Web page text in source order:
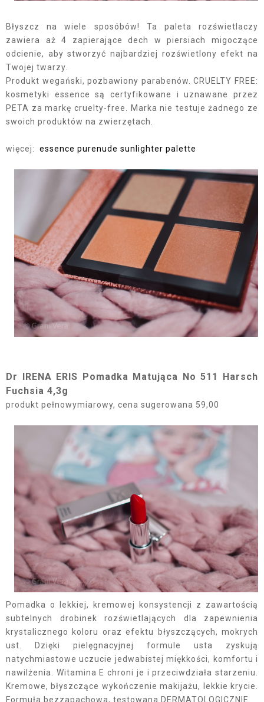
Błyszcz na wiele sposóbów! Ta paleta rozświetlaczy
zawiera aż 4 zapierające dech w piersiach migoczące
odcienie, aby stworzyć najbardziej rozświetlony efekt na
Twojej twarzy.
Produkt wegański, pozbawiony parabenów. CRUELTY FREE:
kosmetyki essence są certyfikowane i uznawane przez
PETA za markę cruelty-free. Marka nie testuje żadnego ze
swoich produktów na zwierzętach.
więcej: essence purenude sunlighter palette
Dr IRENA ERIS Pomadka Matująca No 511 Harsch
Fuchsia 4,3g
produkt pełnowymiarowy, cena sugerowana 59,00
Pomadka o lekkiej, kremowej konsystencji z zawartością
subtelnych drobinek rozświetlających dla zapewnienia
krystalicznego koloru oraz efektu błyszczących, mokrych
ust. Dzięki pielęgnacyjnej formule usta zyskują
natychmiastowe uczucie jedwabistej miękkości, komfortu i
nawilżenia. Witamina E chroni je i przeciwdziała starzeniu.
Kremowe, błyszczące wykończenie makijażu, lekkie krycie.
Formuła bezzapachowa, testowana DERMATOLOGICZNIE.